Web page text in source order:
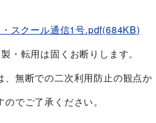
スクール通信1号.pdf(684KB)
・転用は固くお断りします。
、無断での二次利用防止の観点か
でご了承ください。